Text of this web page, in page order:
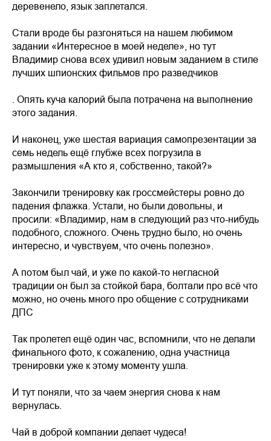
деревенело, язык заплетался.
Стали вроде бы разгоняться на нашем любимом
задании «Интересное в моей неделе», но тут
Владимир снова всех удивил новым заданием в стиле
лучших шпионских фильмов про разведчиков
. Опять куча калорий была потрачена на выполнение
этого задания.
И наконец, уже шестая вариация самопрезентации за
семь недель ещё глубже всех погрузила в
размышления «А кто я, собственно, такой?»
Закончили тренировку как гроссмейстеры ровно до
падения флажка. Устали, но были довольны, и
просили: «Владимир, нам в следующий раз что-нибудь
подобного, сложного. Очень трудно было, но очень
интересно, и чувствуем, что очень полезно».
А потом был чай, и уже по какой-то негласной
традиции он был за стойкой бара, болтали про всё что
можно, но очень много про общение с сотрудниками
ДПС
Так пролетел ещё один час, вспомнили, что не делали
финального фото, к сожалению, одна участница
тренировки уже к этому моменту ушла.
И тут поняли, что за чаем энергия снова к нам
вернулась.
Чай в доброй компании делает чудеса!